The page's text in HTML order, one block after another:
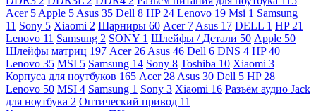
Acer 5 Apple 5 Asus 35 Dell 8 HP 24 Lenovo 19 Msi 1 Samsung
11 Sony 5 Xiaomi 2 Шарниры 60 Acer 7 Asus 17 DELL 1 HP 21
Lenovo 11 Samsung 2 SONY 1 Шлейфы / Детали 50 Apple 50
Шлейфы матриц 197 Acer 26 Asus 46 Dell 6 DNS 4 HP40
Lenovo 35 MSI 5 Samsung 14 Sony 8 Toshiba 10 Xiaomi 3
Корпуса для ноутбуков 165 Acer 28 Asus 30 Dell 5 HP 28
Lenovo 50 MSI 4 Samsung 1 Sony 3 Xiaomi 16 Разъём аудио Jack
для ноутбука 2 Оптический привод 11